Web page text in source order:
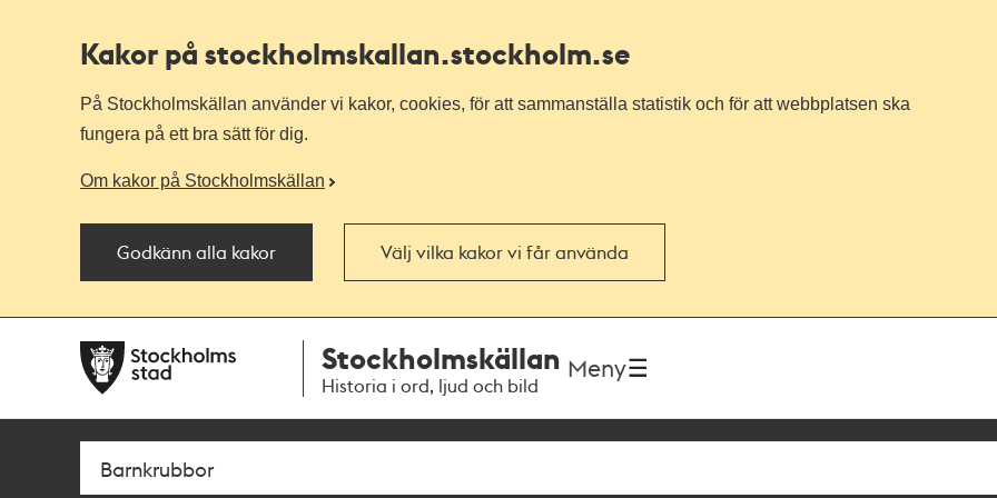
Kakor på stockholmskallan.stockholm.se
På Stockholmskällan använder vi kakor, cookies, för att sammanställa statistik och för att webbplatsen ska
fungera på ett bra sätt för dig.
Om kakor på Stockholmskällan
Godkänn alla kakor Välj vilka kakor vi får använda
navigationen
huvudinnehållet
Stockholmskällan
Historia i ord, ljud och bild
Meny
Sök